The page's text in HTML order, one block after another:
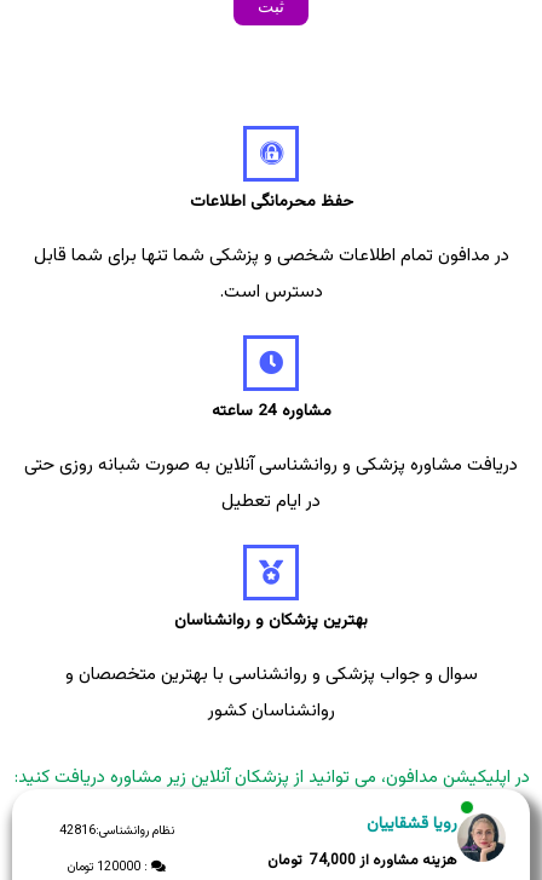
حفظ محرمانگی اطلاعات
در مدافون تمام اطلاعات شخصی و پزشکی شما تنها برای شما قابل
دسترس است.
مشاوره 24 ساعته
دریافت مشاوره پزشکی و روانشناسی آنلاین به صورت شبانه روزی حتی
در ایام تعطیل
بهترین پزشکان و روانشناسان
سوال و جواب پزشکی و روانشناسی با بهترین متخصصان و
روانشناسان کشور
در اپلیکیشن مدافون، می توانید از پزشکان آنلاین زیر مشاوره دریافت کنید:
نظام روانشناسی:42816
: 120000 تومان
رویا قشقاییان
74,000